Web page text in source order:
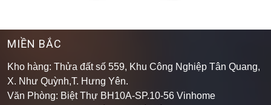
MIỀN BẮC
Kho hàng: Thửa đất số 559, Khu Công Nghiệp Tân Quang,
X. Như Quỳnh,T. Hưng Yên.
Văn Phòng: Biệt Thự BH10A-SP.10-56 Vinhome